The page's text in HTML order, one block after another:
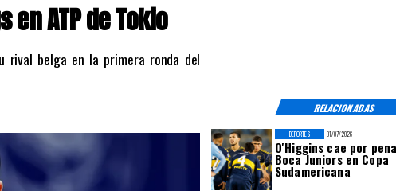
ATP de Tokio
rival belga en la primera ronda del
RELACIONADAS
31/07/2026
O'Higgins cae por
Boca Juniors en Copa
Sudamericana
DEPORTES